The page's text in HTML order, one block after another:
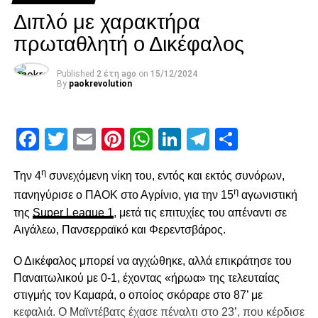
RELATED TOPICS:
UP NEXT
Κράξιμο Ντάλας σε Κοντιζά και Σπάθα: “Δεν
Βελλής: «Μαρινάκη, μήπως καρφώνεσαι;»
paokrevolution
Διπλό με χαρακτήρα
πρωταθλητή ο Δικέφαλος
Published 2 έτη ago on 15/12/2024
By paokrevolution
Facebook
Twitter
EmailPinterest
WhatsApp
LinkedIn
Telegram
Την 4ησυνεχόμενη νίκη του, εντός και εκτός συνόρων,
πανηγύρισε ο ΠΑΟΚ στο Αγρίνιο, για την 15ηαγωνιστική
της Super League 1, μετά τις επιτυχίες του απέναντι σε
Αιγάλεω, Πανσερραϊκό και Φερεντσβάρος.
Ο Δικέφαλος μπορεί να αγχώθηκε, αλλά επικράτησε του
Παναιτωλικού με 0-1, έχοντας «ήρωα» της τελευταίας
στιγμής τον Καμαρά, ο οποίος σκόραρε στο 87’ με
κεφαλιά. Ο Μαϊντέβατς έχασε πέναλτι στο 23’, που κέρδισε